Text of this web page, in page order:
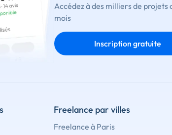
Accédez à des milliers de projets
mois
Inscription gratuite
Freelance par villes
Freelance à Paris